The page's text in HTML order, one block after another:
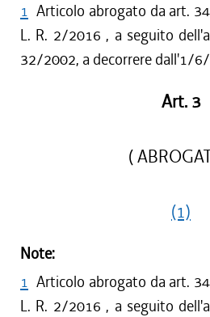
1 Articolo abrogato da art.
L. R. 2/2016 , a seguito
32/2002, a decorrere dall'1/
Art. 3
(
(1)
Note:
1 Articolo abrogato da art.
L. R. 2/2016 , a seguito